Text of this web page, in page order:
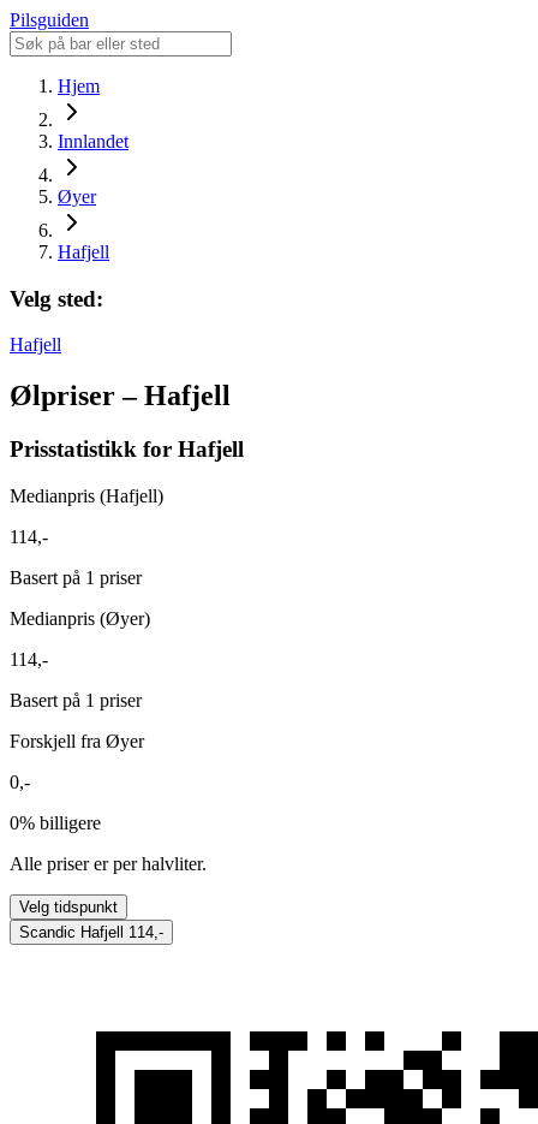
Pilsguiden
Hjem
Innlandet
Øyer
Hafjell
Velg sted:
Hafjell
Ølpriser – Hafjell
Prisstatistikk for Hafjell
Medianpris (Hafjell)
114,-
Basert på 1 priser
Medianpris (Øyer)
114,-
Basert på 1 priser
Forskjell fra Øyer
0,-
0% billigere
Alle priser er per halvliter.
Velg tidspunkt
Scandic Hafjell
114,-